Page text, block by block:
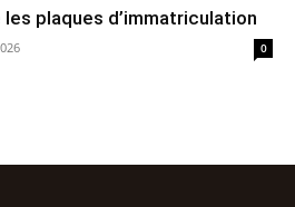
plaques d’immatriculation
0